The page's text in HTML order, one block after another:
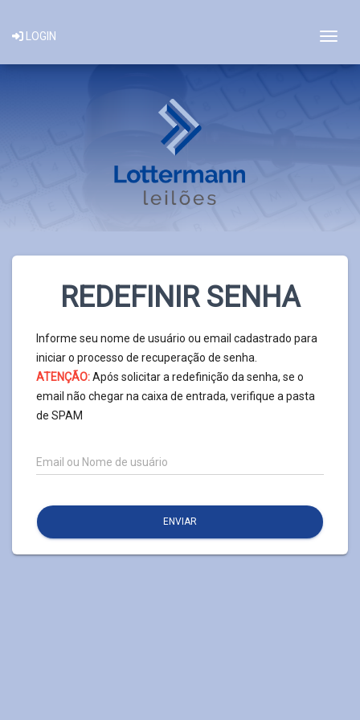
LOGIN
REDEFINIR SENHA
Informe seu nome de usuário ou email cadastrado para
iniciar o processo de recuperação de senha.
ATENÇÃO:Após solicitar a redefinição da senha, se o
email não chegar na caixa de entrada, verifique a pasta
de SPAM
Email ou Nome de usuário
ENVIAR